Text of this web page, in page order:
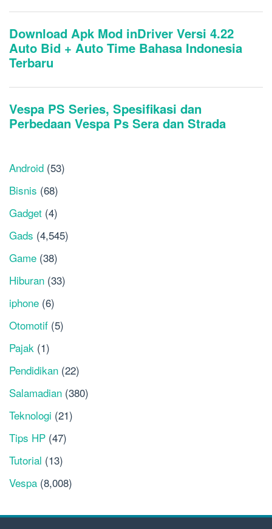
Android (53)
Bisnis (68)
Gadget (4)
Gads (4,545)
Game (38)
Hiburan (33)
iphone (6)
Otomotif (5)
Pajak (1)
Pendidikan (22)
Salamadian (380)
Teknologi (21)
Tips HP (47)
Tutorial (13)
Vespa (8,008)